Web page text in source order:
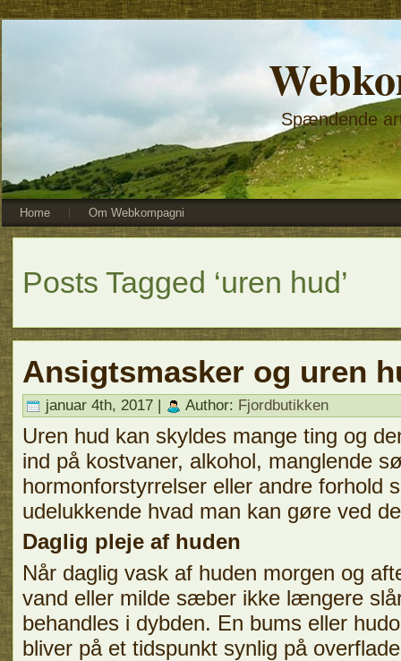
Spændende
Home Om Webkompagni
Posts Tagged ‘uren hud’
Ansigtsmasker og uren
januar 4th, 2017 | Author: Fjordbutikken
Uren hud kan skyldes mange ting og
ind på kostvaner, alkohol, manglende
hormonforstyrrelser eller andre forhold
udelukkende hvad man kan gøre ved
Daglig pleje af huden
Når daglig vask af huden morgen og
vand eller milde sæber ikke længere
behandles i dybden. En bums eller
bliver på et tidspunkt synlig på